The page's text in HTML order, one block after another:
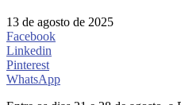
13 de agosto de 2025
Facebook
Linkedin
Pinterest
WhatsApp